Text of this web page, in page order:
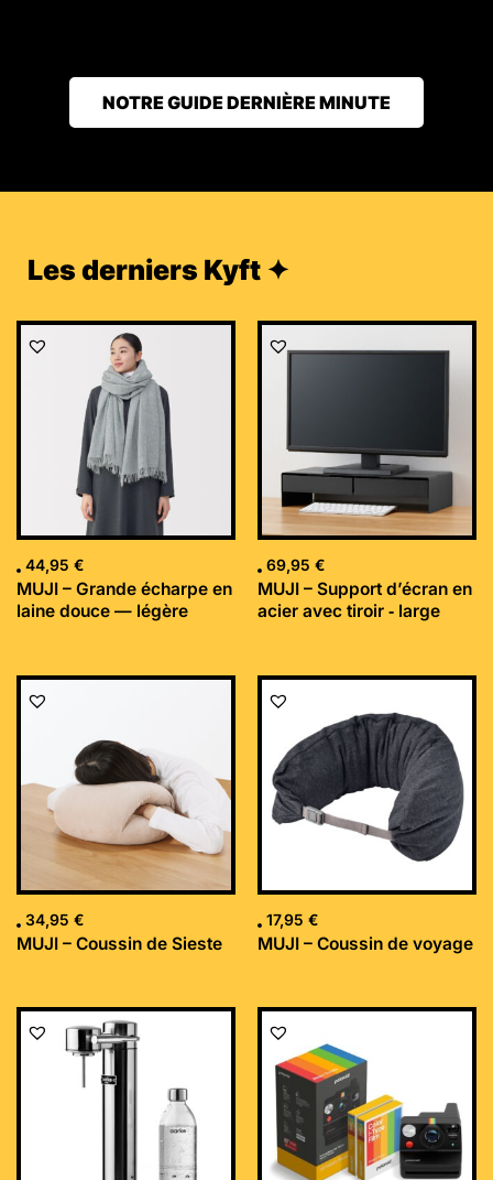
NOTRE GUIDE DERNIÈRE MINUTE
Les derniers Kyft ✦
44,95 €
MUJI – Grande écharpe en
laine douce — légère
69,95 €
MUJI – Support d’écran en
acier avec tiroir ‐ large
34,95 €
MUJI – Coussin de Sieste
17,95 €
MUJI – Coussin de voyage
Le
initial
était :
169,99 €.
Le